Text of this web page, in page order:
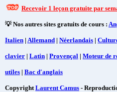
Recevoir 1 leçon gratuite par
💡 Nos autres sites gratuits de cours :
Italien | Allemand | Néerlandais |
clavier | Latin | Provençal | Moteur de
utiles | Bac d'anglais
CopyrightLaurent Camus -